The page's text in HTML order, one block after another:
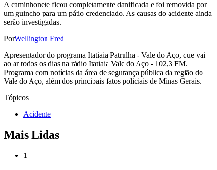
A caminhonete ficou completamente danificada e foi removida por
um guincho para um pátio credenciado. As causas do acidente ainda
serão investigadas.
PorWellington Fred
Apresentador do programa Itatiaia Patrulha - Vale do Aço, que vai
ao ar todos os dias na rádio Itatiaia Vale do Aço - 102,3 FM.
Programa com notícias da área de segurança pública da região do
Vale do Aço, além dos principais fatos policiais de Minas Gerais.
Tópicos
Acidente
Mais Lidas
1